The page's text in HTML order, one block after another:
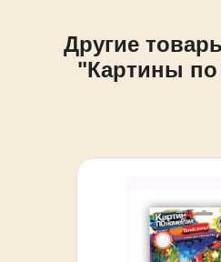
Другие
"Картины